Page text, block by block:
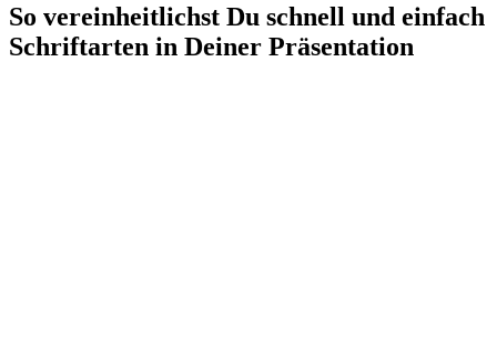
So vereinheitlichst Du schnell und einfach
Schriftarten in Deiner Präsentation